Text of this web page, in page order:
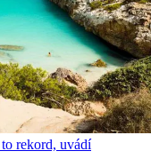
rekord, uvádí